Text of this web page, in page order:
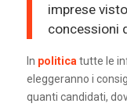
imprese
concessioni
In politica tutte le
eleggeranno i
quanti candidati,